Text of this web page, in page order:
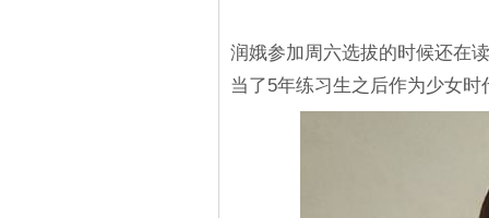
润娥参加周六选拔的时候还在
当了5年练习生之后作为少女时